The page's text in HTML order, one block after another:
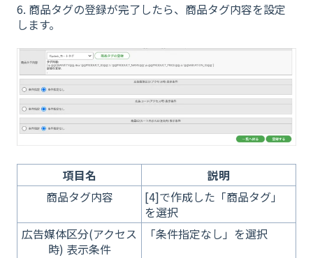
6. 商品タグの登録が完了したら、商品タグ内容を設定
します。
項目名
説明
商品タグ内容
[4]で作成した「商品タグ」
を選択
広告媒体区分(アクセス
時) 表示条件
「条件指定なし」を選択